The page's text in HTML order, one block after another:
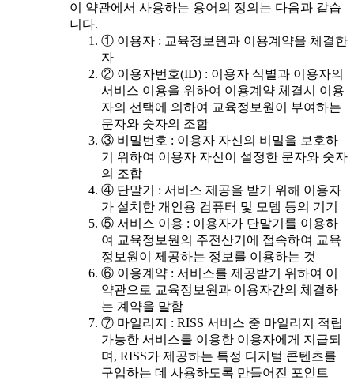
이 약관에서 사용하는 용어의 정의는 다음과 같습
니다.
① 이용자 : 교육정보원과 이용계약을 체결한
자
② 이용자번호(ID) : 이용자 식별과 이용자의
서비스 이용을 위하여 이용계약 체결시 이용
자의 선택에 의하여 교육정보원이 부여하는
문자와 숫자의 조합
③ 비밀번호 : 이용자 자신의 비밀을 보호하
기 위하여 이용자 자신이 설정한 문자와 숫자
의 조합
④ 단말기 : 서비스 제공을 받기 위해 이용자
가 설치한 개인용 컴퓨터 및 모뎀 등의 기기
⑤ 서비스 이용 : 이용자가 단말기를 이용하
여 교육정보원의 주전산기에 접속하여 교육
정보원이 제공하는 정보를 이용하는 것
⑥ 이용계약 : 서비스를 제공받기 위하여 이
약관으로 교육정보원과 이용자간의 체결하
는 계약을 말함
⑦ 마일리지 : RISS 서비스 중 마일리지 적립
가능한 서비스를 이용한 이용자에게 지급되
며, RISS가 제공하는 특정 디지털 콘텐츠를
구입하는 데 사용하도록 만들어진 포인트